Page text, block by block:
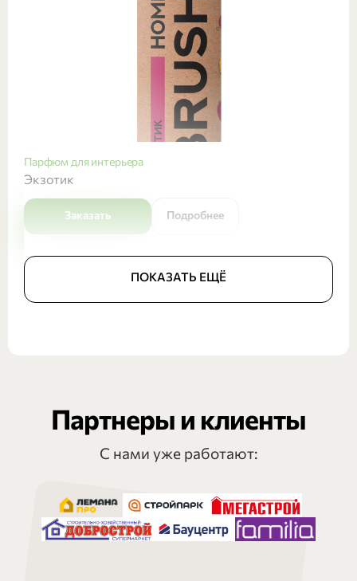
Парфюм для интерьера
Экзотик
Заказать Подробнее
ПОКАЗАТЬ ЕЩЁ
Партнеры и клиенты
С нами уже работают: